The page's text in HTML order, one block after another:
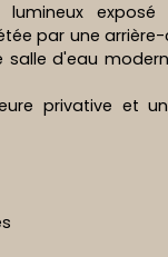
exposé
par une
d'eau
privative et